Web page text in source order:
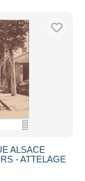
ALSACE
- ATTELAGE